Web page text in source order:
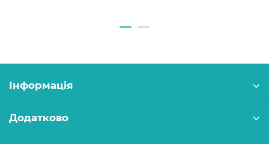
Інформація
Додатково